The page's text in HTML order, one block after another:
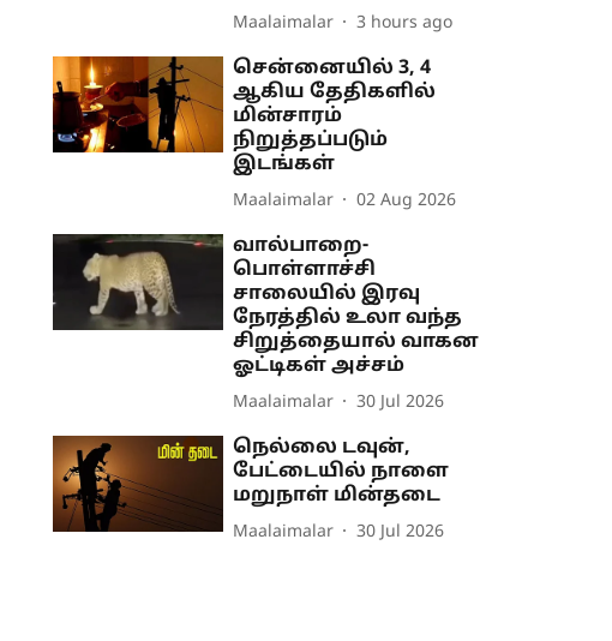
Maalaimalar 3 hours ago
சென்னையில் 3, 4
ஆகிய தேதிகளில்
மின்சாரம்
நிறுத்தப்படும்
இடங்கள்
Maalaimalar 02 Aug 2026
வால்பாறை-
பொள்ளாச்சி
சாலையில் இரவு
நேரத்தில் உலா வந்த
சிறுத்தையால் வாகன
ஓட்டிகள் அச்சம்
Maalaimalar 30 Jul 2026
நெல்லை டவுன்,
பேட்டையில் நாளை
மறுநாள் மின்தடை
Maalaimalar 30 Jul 2026